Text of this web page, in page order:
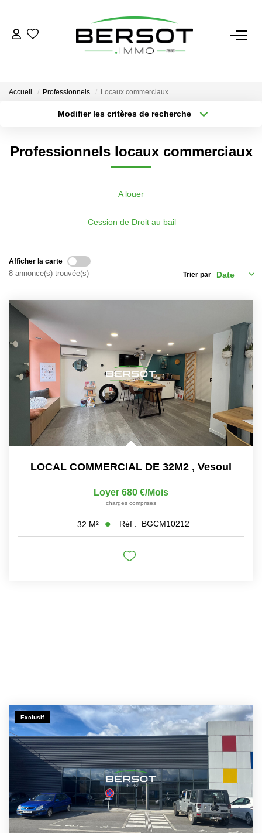
Vendre
Investissement
LOUER
Immobilier Professionnel
GÉRER
SYNDIC
LE GROUPE
Nos Équipes
Nous Rejoindre
Nos Actualités
Accueil Professionnels Locaux commerciaux
Modifier les critères de recherche
Type de bien Nombre de chambres
Professionnels locaux commerciaux
A louer
Cession de Droit au bail
Afficher la carte
8 annonce(s) trouvée(s) Trier par
LOCAL COMMERCIAL DE 32M2 , Vesoul
Loyer 680 €/mois
charges comprises
32 M² Réf : BGCM10212
Exclusif